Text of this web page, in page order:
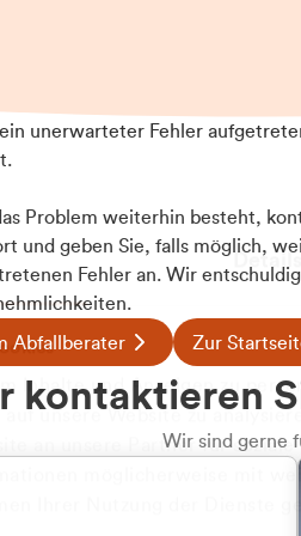
Details
Inhalte und Anzeigen zu
auf unsere Website zu
an unsere Partner für
möglicherweise mit
Ihrer Nutzung der Dienste
welcher
ein unerwarteter Fehler
Problem weiterhin besteht,
und geben Sie, falls möglich,
Fehler an. Wir
Abfallberater Zur
kontaktieren
Wir sind gerne